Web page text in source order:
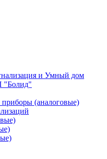
и Умный дом
"Болид"
(аналоговые)